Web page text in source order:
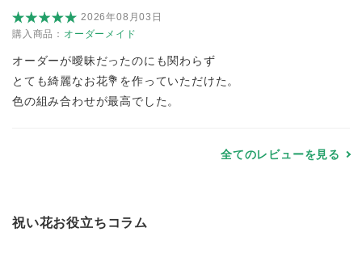
2026年08月03日
購入商品： オーダーメイド
オーダーが曖昧だったのにも関わらず
とても綺麗なお花💐を作っていただけた。
色の組み合わせが最高でした。
全てのレビューを見る
祝い花お役立ちコラム